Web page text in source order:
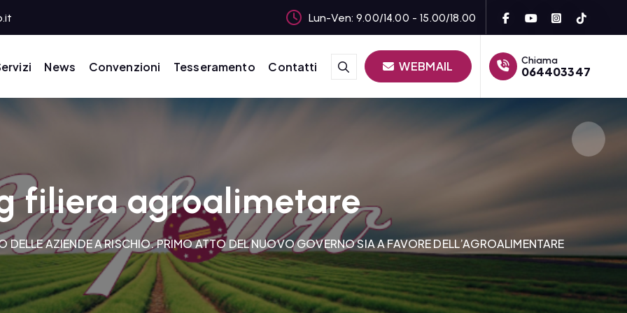
Lun-Ven: 9.00/14.00 - 15.00/18.00
News Convenzioni Tesseramento Contatti WEBMAIL Chiama
064403347
filiera agroalimetare
DELLE AZIENDE A RISCHIO. PRIMO ATTO DEL NUOVO GOVERNO SIA A FAVORE DELL’AGROALIMENTARE